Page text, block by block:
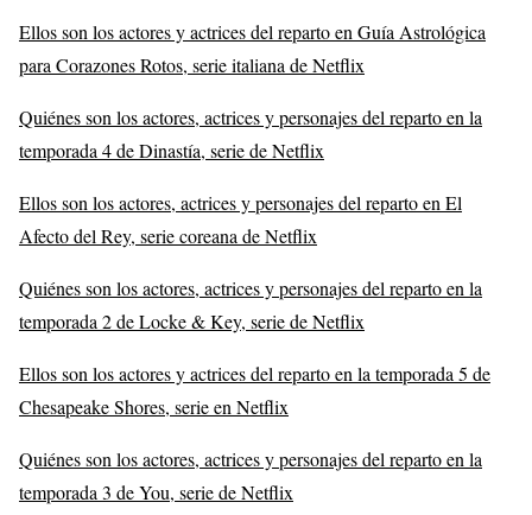
Ellos son los actores y actrices del reparto en Guía Astrológica
para Corazones Rotos, serie italiana de Netflix
Quiénes son los actores, actrices y personajes del reparto en la
temporada 4 de Dinastía, serie de Netflix
Ellos son los actores, actrices y personajes del reparto en El
Afecto del Rey, serie coreana de Netflix
Quiénes son los actores, actrices y personajes del reparto en la
temporada 2 de Locke & Key, serie de Netflix
Ellos son los actores y actrices del reparto en la temporada 5 de
Chesapeake Shores, serie en Netflix
Quiénes son los actores, actrices y personajes del reparto en la
temporada 3 de You, serie de Netflix